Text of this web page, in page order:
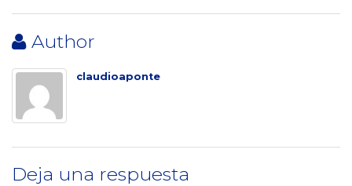
Author
claudioaponte
Deja una respuesta